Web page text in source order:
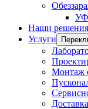
УФ
Наши решения
Услуги
Монтаж
Доставка